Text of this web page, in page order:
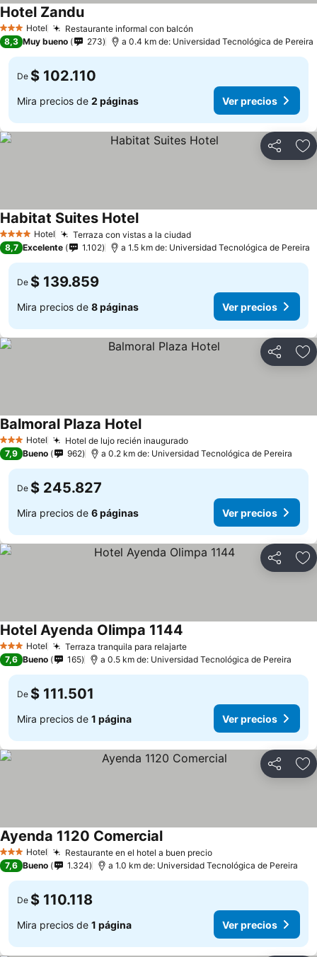
3 Estrellas
Hotel Restaurante informal con balcón
Hotel Zandu
8,3 Muy bueno 273 a 0.4 km de: Universidad Tecnológica de Pereira
De $ 102.110
Mira precios de 2 páginas Ver precios
Compartir
4 EstrellasHotel Terraza con vistas a la ciudad
Habitat Suites Hotel
8,7 Excelente 1.102 a 1.5 km de: Universidad Tecnológica de Pereira
De $ 139.859
Mira precios de 8 páginas Ver precios
Compartir
3 Estrellas
Hotel Hotel de lujo recién inaugurado
Balmoral Plaza Hotel
7,9 Bueno 962 a 0.2 km de: Universidad Tecnológica de Pereira
De $ 245.827
Mira precios de 6 páginas Ver precios
Compartir
3 Estrellas
Hotel Terraza tranquila para relajarte
Hotel Ayenda Olimpa 1144
7,6 Bueno 165 a 0.5 km de: Universidad Tecnológica de Pereira
De $ 111.501
Mira precios de 1 página Ver precios
Compartir
3 Estrellas
Hotel Restaurante en el hotel a buen precio
Ayenda 1120 Comercial
7,6 Bueno 1.324 a 1.0 km de: Universidad Tecnológica de Pereira
De $ 110.118
Mira precios de 1 página Ver precios